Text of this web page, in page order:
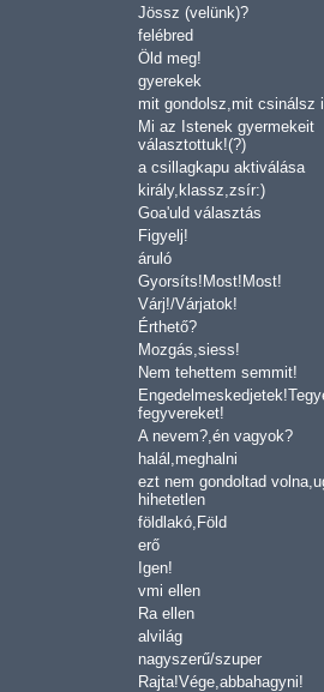
Jössz (velünk)?
felébred
Öld meg!
gyerekek
mit gondolsz,mit csinálsz
Mi az Istenek gyermekeit
választottuk!(?)
a csillagkapu aktiválása
király,klassz,zsír:)
Goa'uld választás
Figyelj!
áruló
Gyorsíts!Most!Most!
Várj!/Várjatok!
Érthető?
Mozgás,siess!
Nem tehettem semmit!
fegyvereket!
A nevem?,én vagyok?
halál,meghalni
ezt nem gondoltad
hihetetlen
földlakó,Föld
erő
Igen!
vmi ellen
Ra ellen
alvilág
nagyszerű/szuper
Rajta!Vége,abbahagyni!